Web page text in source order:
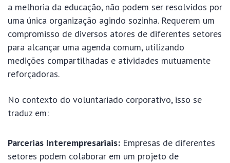
a melhoria da educação, não podem ser resolvidos por
uma única organização agindo sozinha. Requerem um
compromisso de diversos atores de diferentes setores
para alcançar uma agenda comum, utilizando
medições compartilhadas e atividades mutuamente
reforçadoras.
No contexto do voluntariado corporativo, isso se
traduz em:
Parcerias Interempresariais: Empresas de diferentes
setores podem colaborar em um projeto de